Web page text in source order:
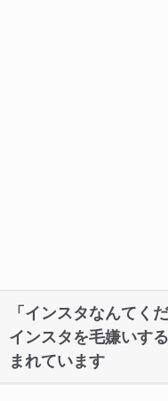
「インスタなんてく
インスタを毛嫌いす
まれています